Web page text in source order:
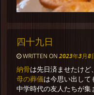
四十九日
WRITTEN ON 2023年3月8
納骨は先日済ませたけど
母の葬儀は今思い出して
中学時代の友人たちが集